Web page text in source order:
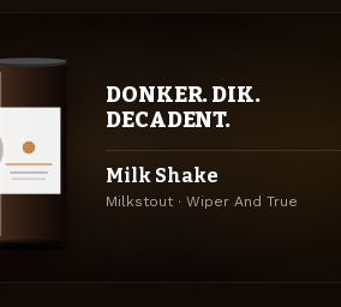
DONKER. DIK.
DECADENT.
Milk Shake
Milkstout · Wiper And True